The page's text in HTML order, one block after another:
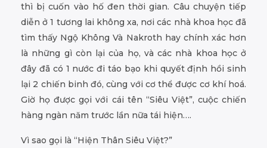
thì bị cuốn vào hố đen thời gian. Câu chuyện tiếp
diễn ở 1 tương lai không xa, nơi các nhà khoa học đã
tìm thấy Ngộ Không Và Nakroth hay chính xác hơn
là những gì còn lại của họ, và các nhà khoa học ở
đây đã có 1 nước đi táo bạo khi quyết định hồi sinh
lại 2 chiến binh đó, cùng với cơ thể được cơ khí hoá.
Giờ họ được gọi với cái tên “Siêu Việt”, cuộc chiến
hàng ngàn năm trước lần nữa tái hiện….
Vì sao gọi là “Hiện Thân Siêu Việt?”